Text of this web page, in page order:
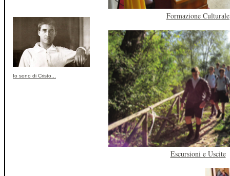
Io sono di Cristo...
Formazione Culturale
Escursioni e Uscite